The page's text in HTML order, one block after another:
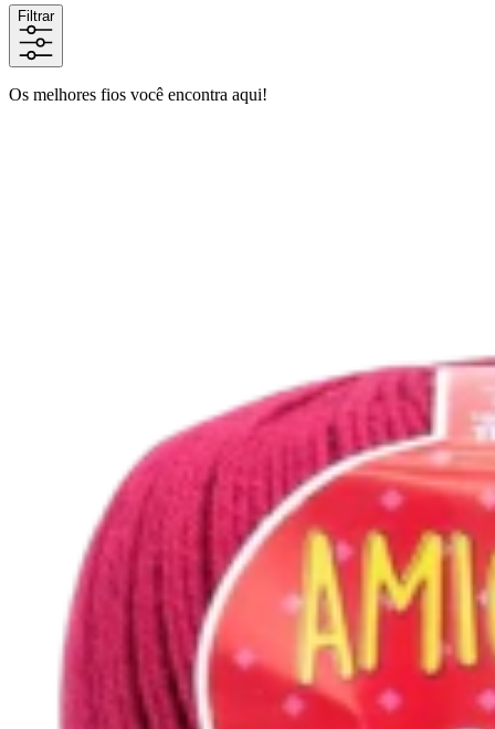
Filtrar
Os melhores fios você encontra aqui!